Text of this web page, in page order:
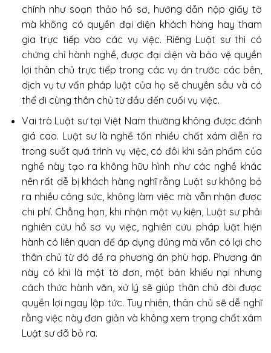
chính như soạn thảo hồ sơ, hướng dẫn nộp giấy tờ
mà không có quyền đại diện khách hàng hay tham
gia trực tiếp vào các vụ việc. Riêng Luật sư thì có
chứng chỉ hành nghề, được đại diện và bảo vệ quyền
lợi thân chủ trực tiếp trong các vụ án trước các bên,
dịch vụ tư vấn pháp luật của họ sẽ chuyên sâu và có
thể đi cùng thân chủ từ đầu đến cuối vụ việc.
Vai trò Luật sư tại Việt Nam thường không được đánh
giá cao. Luật sư là nghề tốn nhiều chất xám diễn ra
trong suốt quá trình vụ việc, có đôi khi sản phẩm của
nghề này tạo ra không hữu hình như các nghề khác
nên rất dễ bị khách hàng nghĩ rằng Luật sư không bỏ
ra nhiều công sức, không làm việc mà vẫn nhận được
chi phí. Chẳng hạn, khi nhận một vụ kiện, Luật sư phải
nghiên cứu hồ sơ vụ việc, nghiên cứu pháp luật hiện
hành có liên quan để áp dụng đúng mà vẫn có lợi cho
thân chủ từ đó đề ra phương án phù hợp. Phương án
này có khi là một tờ đơn, một bản khiếu nại nhưng
cách thức hành văn, xử lý sẽ giúp thân chủ đòi được
quyền lợi ngay lập tức. Tuy nhiên, thân chủ sẽ dễ nghĩ
rằng việc này đơn giản và không xem trọng chất xám
Luật sư đã bỏ ra.